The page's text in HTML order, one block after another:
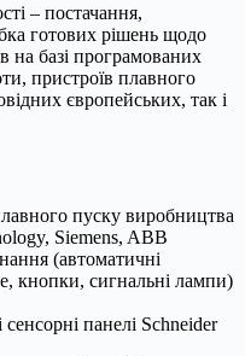
– постачання,
готових рішень щодо
на базі програмованих
пристроїв плавного
європейських, так і
пуску виробництва
Siemens, ABB
(автоматичні
кнопки, сигнальні лампи)
панелі Sсhnеider